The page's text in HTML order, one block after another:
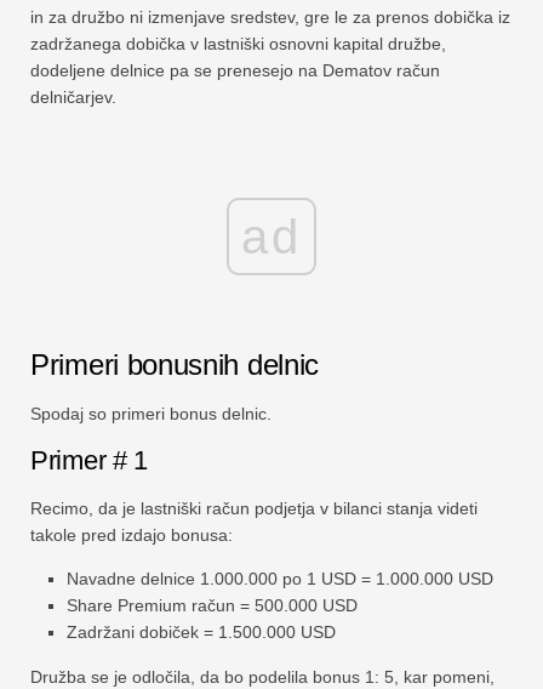
Vadnice za obvladovanje tveganj
in za družbo ni izmenjave sredstev, gre le za prenos dobička iz
zadržanega dobička v lastniški osnovni kapital družbe,
dodeljene delnice pa se prenesejo na Dematov račun
delničarjev.
ad
Primeri bonusnih delnic
Spodaj so primeri bonus delnic.
Primer # 1
Recimo, da je lastniški račun podjetja v bilanci stanja videti
takole pred izdajo bonusa:
Navadne delnice 1.000.000 po 1 USD = 1.000.000 USD
Share Premium račun = 500.000 USD
Zadržani dobiček = 1.500.000 USD
Družba se je odločila, da bo podelila bonus 1: 5, kar pomeni,